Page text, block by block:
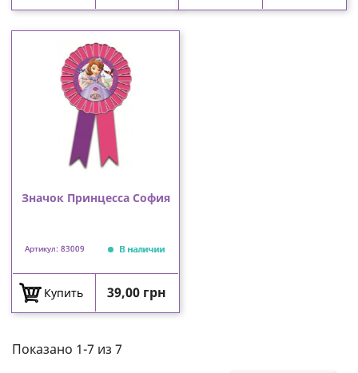
Значок Принцесса София
Артикул: 83009 В наличии
Купить Цена
39,00 грн
Показано 1-7 из 7